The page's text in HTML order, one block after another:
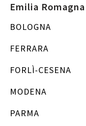
Emilia Romagna
BOLOGNA
FERRARA
FORLÌ-CESENA
MODENA
PARMA